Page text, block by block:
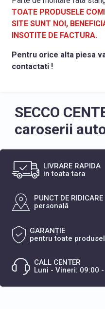
TOATE PRODUSELE
SITE SUNT NOI,
INSOTITE DE FACTURA.
Pentru orice alta piesa
contactati !
SECCO
caroserii
LIVRARE RAPIDA
in toata tara
PUNCT DE RIDICARE
personală
GARANȚIE
pentru toate
CALL CENTER
Luni - Vineri: 09:00